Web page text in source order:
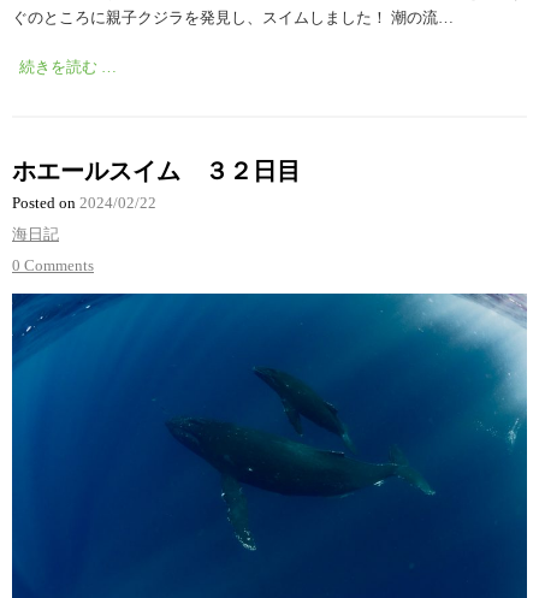
ぐのところに親子クジラを発見し、スイムしました！ 潮の流…
続きを読む …
ホエールスイム ３２日目
Posted on 2024/02/22
海日記
0 Comments